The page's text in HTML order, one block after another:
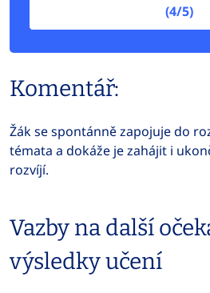
(4/5)
Komentář:
Žák se spontánně zapojuje do
témata a dokáže je zahájit i
rozvíjí.
Vazby na další
výsledky učení